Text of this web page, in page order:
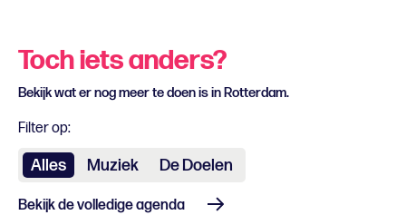
Toch iets anders?
Bekijk wat er nog meer te doen is in Rotterdam.
Filter op:
Alles Muziek De Doelen
Bekijk de volledige agenda